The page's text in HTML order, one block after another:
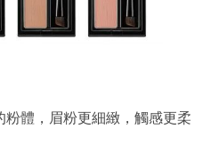
體，眉粉更細緻，觸感更柔